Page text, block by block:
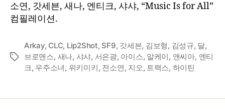
순
소연, 갓세븐, 새나, 엔티크, 샤샤, “Music Is for All”
컴필레이션.
Tags
Arkay, CLC, Lip2Shot, SF9, 갓세븐, 김보형, 김성규, 달,
브로맨스, 새나, 샤샤, 서은광, 아이스, 알케이, 앤씨아, 엔티
크, 우주소녀, 위키미키, 전소연, 지오, 트랙스, 하이틴